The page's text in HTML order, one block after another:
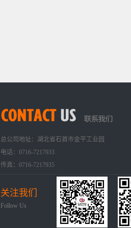
总公司地址：湖北省石首市金平工业园
电话：0716-7217933
传真：0716-7217935
关注我们
Follow Us